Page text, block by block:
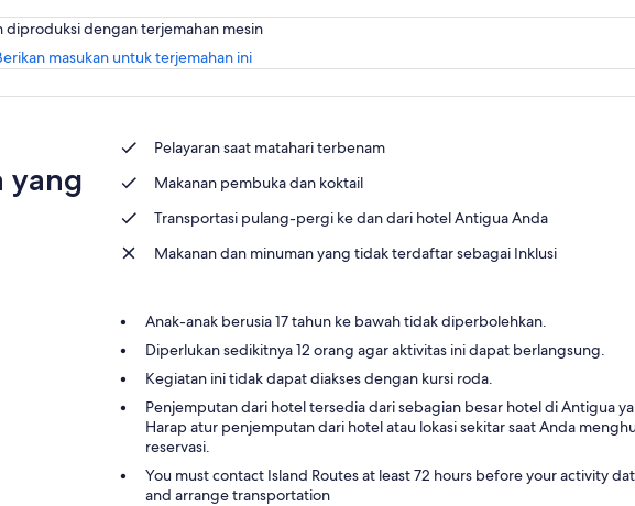
diproduksi dengan terjemahan mesin
masukan untuk terjemahan iniBuka
di
tab
yang
Pelayaran saat matahari terbenam
Makanan pembuka dan koktail
Transportasi pulang-pergi ke dan dari hotel Antigua Anda
Makanan dan minuman yang tidak terdaftar sebagai Inklusi
Anak-anak berusia 17 tahun ke bawah tidak diperbolehkan.
Diperlukan sedikitnya 12 orang agar aktivitas ini dapat berlangsung.
Kegiatan ini tidak dapat diakses dengan kursi roda.
Penjemputan dari hotel tersedia dari sebagian besar hotel di Antigua
Harap atur penjemputan dari hotel atau lokasi sekitar saat Anda
reservasi.
You must contact Island Routes at least 72 hours before your activity
and arrange transportation